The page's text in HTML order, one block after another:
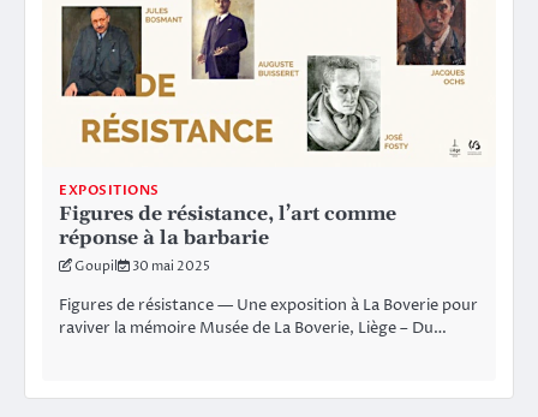
EXPOSITIONS
Figures de résistance, l’art comme
réponse à la barbarie
Goupil 30 mai 2025
Figures de résistance — Une exposition à La Boverie pour
raviver la mémoire Musée de La Boverie, Liège – Du…